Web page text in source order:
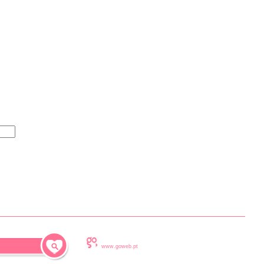
www.goweb.pt